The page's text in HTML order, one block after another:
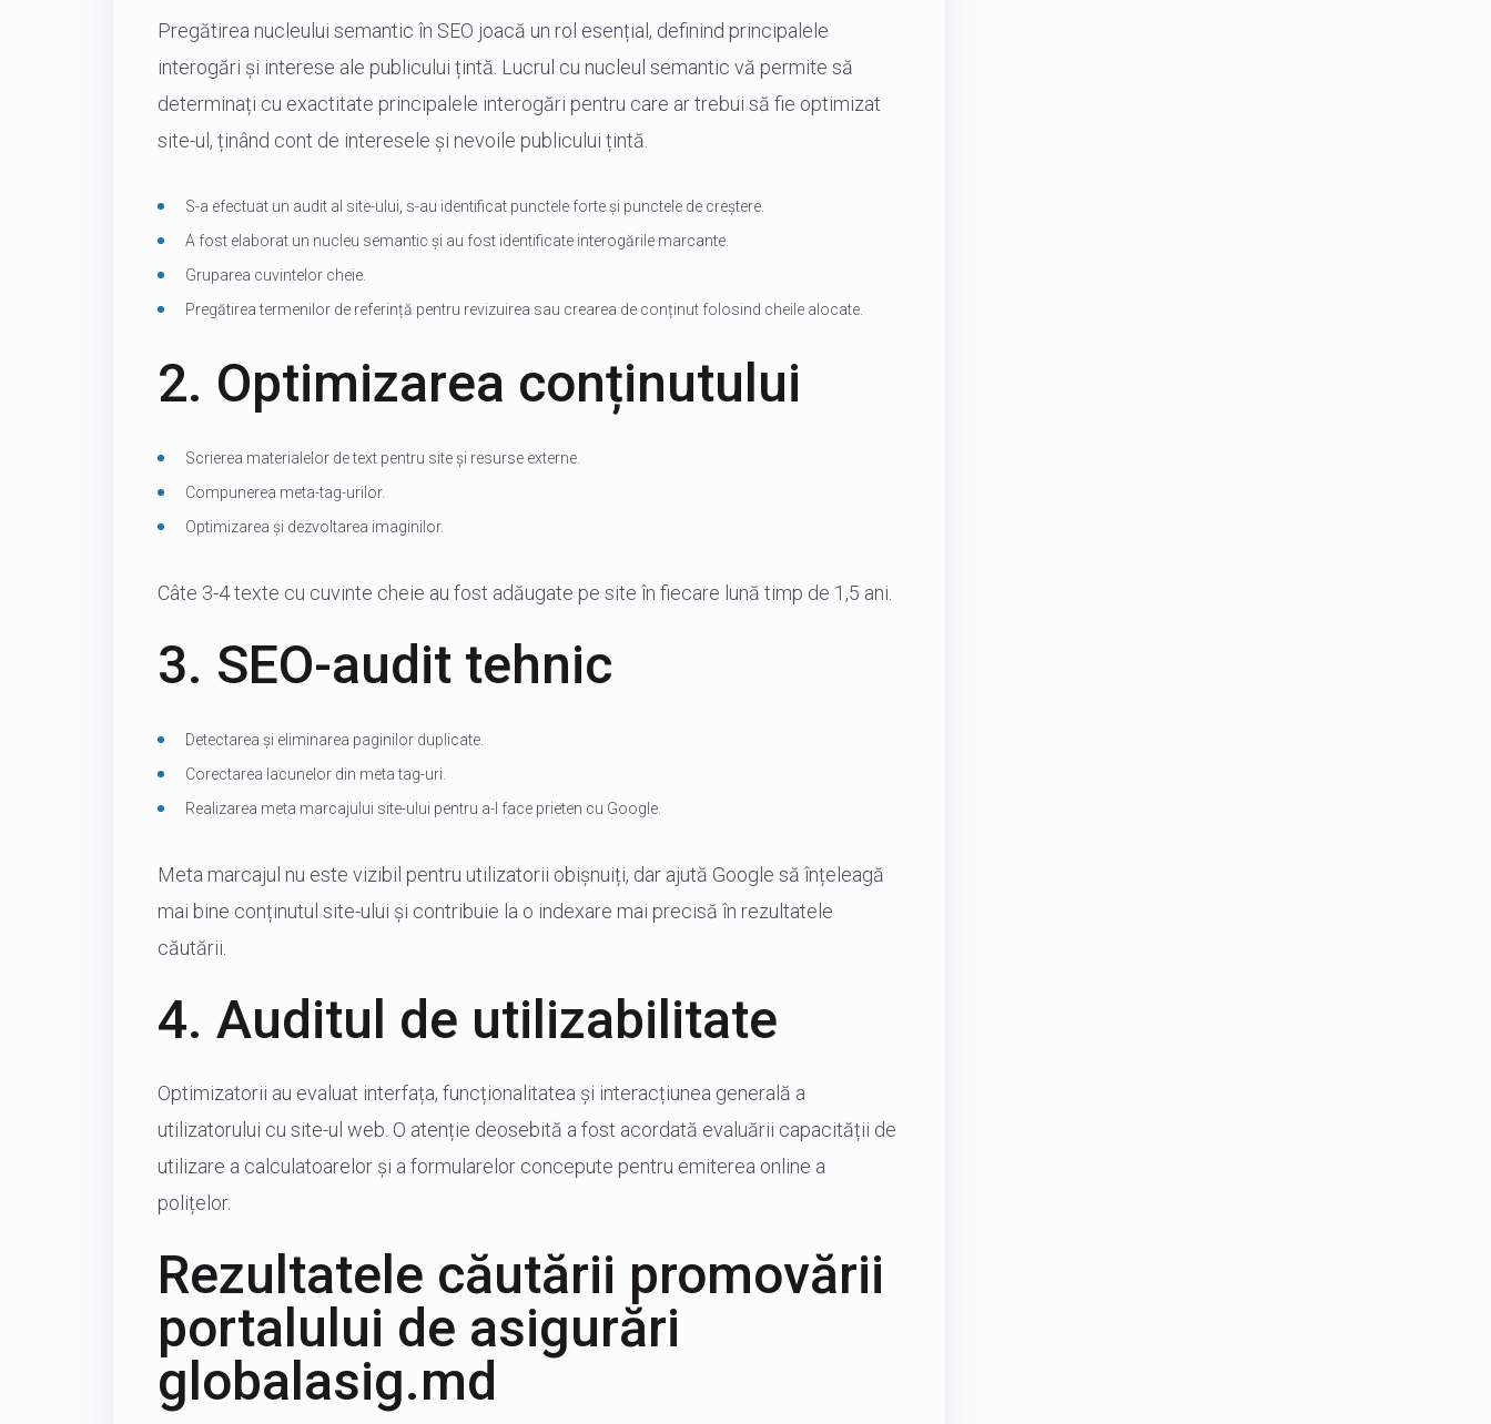
Pregătirea nucleului semantic în SEO joacă un rol esențial, definind principalele
interogări și interese ale publicului țintă. Lucrul cu nucleul semantic vă permite să
determinați cu exactitate principalele interogări pentru care ar trebui să fie optimizat
site-ul, ținând cont de interesele și nevoile publicului țintă.
S-a efectuat un audit al site-ului, s-au identificat punctele forte și punctele de creștere.
A fost elaborat un nucleu semantic și au fost identificate interogările marcante.
Gruparea cuvintelor cheie.
Pregătirea termenilor de referință pentru revizuirea sau crearea de conținut folosind cheile alocate.
2. Optimizarea conținutului
Scrierea materialelor de text pentru site și resurse externe.
Compunerea meta-tag-urilor.
Optimizarea și dezvoltarea imaginilor.
Câte 3-4 texte cu cuvinte cheie au fost adăugate pe site în fiecare lună timp de 1,5 ani.
3. SEO-audit tehnic
Detectarea și eliminarea paginilor duplicate.
Corectarea lacunelor din meta tag-uri.
Realizarea meta marcajului site-ului pentru a-l face prieten cu Google.
Meta marcajul nu este vizibil pentru utilizatorii obișnuiți, dar ajută Google să înțeleagă
mai bine conținutul site-ului și contribuie la o indexare mai precisă în rezultatele
căutării.
4. Auditul de utilizabilitate
Optimizatorii au evaluat interfața, funcționalitatea și interacțiunea generală a
utilizatorului cu site-ul web. O atenție deosebită a fost acordată evaluării capacității de
utilizare a calculatoarelor și a formularelor concepute pentru emiterea online a
polițelor.
Rezultatele căutării promovării
portalului de asigurări
globalasig.md